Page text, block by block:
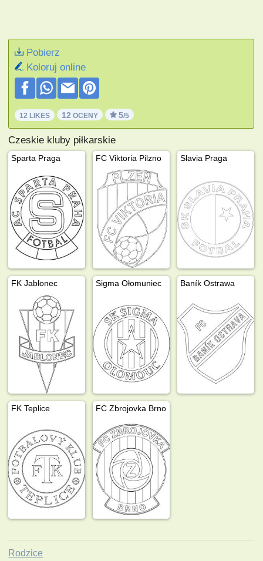
Pobierz
Koloruj online
12 LIKES 12 OCENY 5/5
Czeskie kluby piłkarskie
Sparta Praga FC Viktoria Pilzno Slavia Praga
FK Jablonec Sigma Ołomuniec Baník Ostrawa
FK Teplice FC Zbrojovka Brno
Rodzice